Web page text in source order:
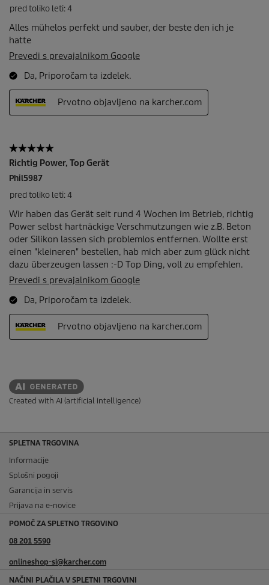
Created with AI (artificial intelligence)
SPLETNA TRGOVINA
Informacije
Splošni pogoji
Garancija in servis
Prijava na e-novice
POMOČ ZA SPLETNO TRGOVINO
08 201 5590
onlineshop-si@karcher.com
NAČINI PLAČILA V SPLETNI TRGOVINI